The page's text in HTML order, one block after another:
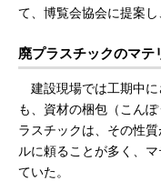
て、博覧会協会に提案し
廃プラスチックのマテ
建設現場では工期中に
も、資材の梱包（こん
ラスチックは、その性
ルに頼ることが多く、
ていた。